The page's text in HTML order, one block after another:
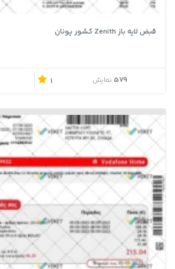
قبض لایه باز Zenith کشور یونان
579 نمایش 1